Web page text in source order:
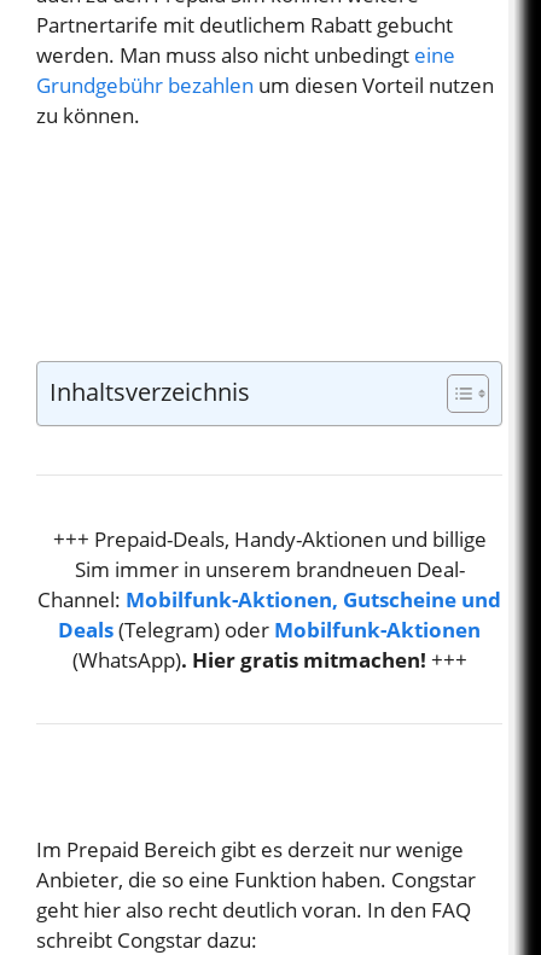
Partnertarife mit deutlichem Rabatt gebucht
werden. Man muss also nicht unbedingt eine
Grundgebühr bezahlen um diesen Vorteil nutzen
zu können.
Inhaltsverzeichnis
+++ Prepaid-Deals, Handy-Aktionen und billige
Sim immer in unserem brandneuen Deal-
Channel: Mobilfunk-Aktionen, Gutscheine und
Deals(Telegram) oder Mobilfunk-Aktionen
(WhatsApp). Hier gratis mitmachen! +++
Im Prepaid Bereich gibt es derzeit nur wenige
Anbieter, die so eine Funktion haben. Congstar
geht hier also recht deutlich voran. In den FAQ
schreibt Congstar dazu: